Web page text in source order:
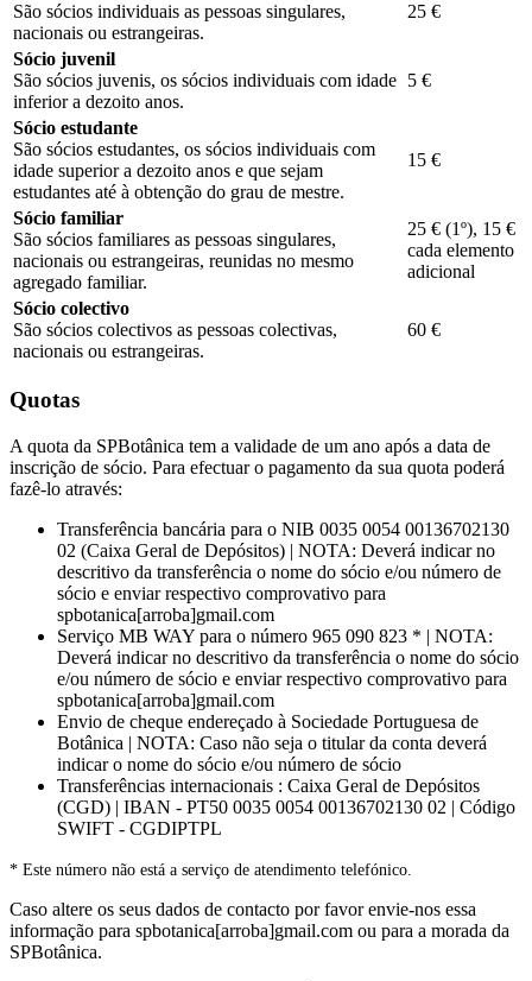
São sócios individuais as pessoas singulares,
nacionais ou estrangeiras.
25 €
Sócio juvenil
São sócios juvenis, os sócios individuais com idade
inferior a dezoito anos.
5 €
Sócio estudante
São sócios estudantes, os sócios individuais com
idade superior a dezoito anos e que sejam
estudantes até à obtenção do grau de mestre.
15 €
Sócio familiar
São sócios familiares as pessoas singulares,
nacionais ou estrangeiras, reunidas no mesmo
agregado familiar.
25 € (1º), 15 €
cada elemento
adicional
Sócio colectivo
São sócios colectivos as pessoas colectivas,
nacionais ou estrangeiras.
60 €
Quotas
A quota da SPBotânica tem a validade de um ano após a data de
inscrição de sócio. Para efectuar o pagamento da sua quota poderá
fazê-lo através:
Transferência bancária para o NIB 0035 0054 00136702130
02 (Caixa Geral de Depósitos) | NOTA: Deverá indicar no
descritivo da transferência o nome do sócio e/ou número de
sócio e enviar respectivo comprovativo para
spbotanica[arroba]gmail.com
Serviço MB WAY para o número 965 090 823 * | NOTA:
Deverá indicar no descritivo da transferência o nome do sócio
e/ou número de sócio e enviar respectivo comprovativo para
spbotanica[arroba]gmail.com
Envio de cheque endereçado à Sociedade Portuguesa de
Botânica | NOTA: Caso não seja o titular da conta deverá
indicar o nome do sócio e/ou número de sócio
Transferências internacionais : Caixa Geral de Depósitos
(CGD) | IBAN - PT50 0035 0054 00136702130 02 | Código
SWIFT - CGDIPTPL
* Este número não está a serviço de atendimento telefónico.
Caso altere os seus dados de contacto por favor envie-nos essa
informação para spbotanica[arroba]gmail.com ou para a morada da
SPBotânica.